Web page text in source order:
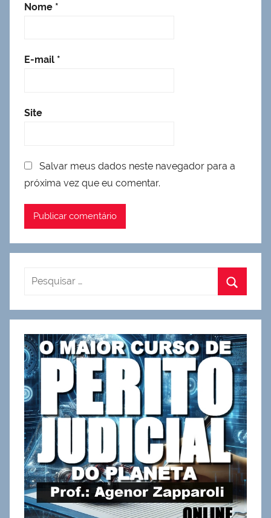
Nome *
E-mail *
Site
Salvar meus dados neste navegador para a
próxima vez que eu comentar.